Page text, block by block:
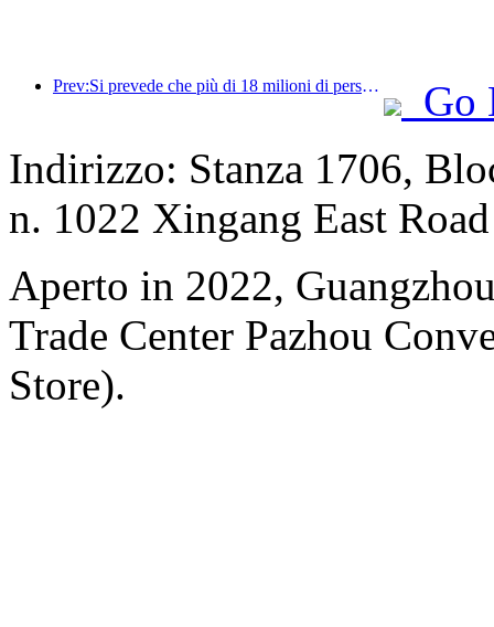
Prev:Si prevede che più di 18 milioni di persone entreranno e usciranno dal Paese durante i 9 giorni di festività della Festa di Primavera.
Go
Indirizzo: Stanza 1706,
n. 1022 Xingang East Road
Aperto in 2022,
Trade Center Pazhou
Store).